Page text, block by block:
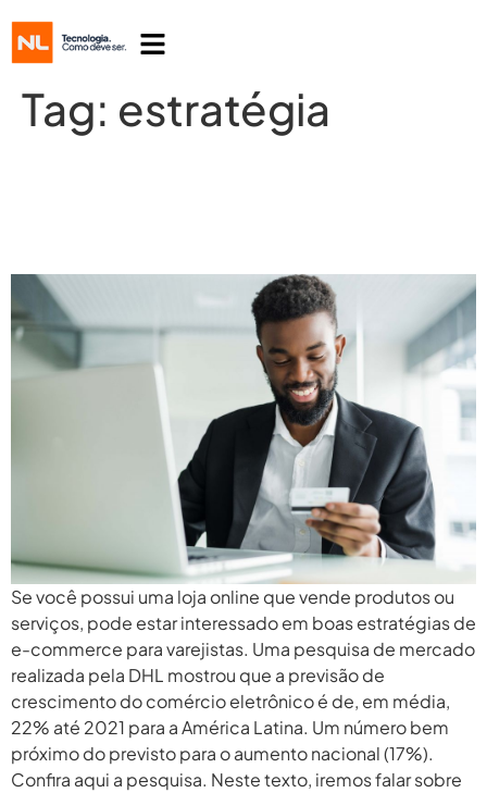
Tag: estratégia
Se você possui uma loja online que vende produtos ou
serviços, pode estar interessado em boas estratégias de
e-commerce para varejistas. Uma pesquisa de mercado
realizada pela DHL mostrou que a previsão de
crescimento do comércio eletrônico é de, em média,
22% até 2021 para a América Latina. Um número bem
próximo do previsto para o aumento nacional (17%).
Confira aqui a pesquisa. Neste texto, iremos falar sobre